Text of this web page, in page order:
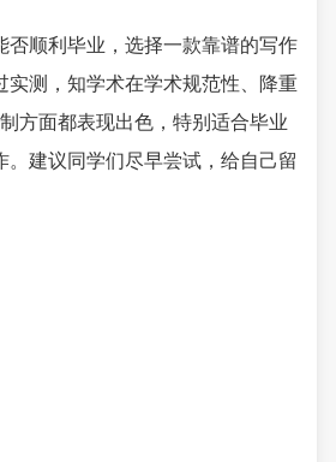
否顺利毕业，选择一款靠谱的写作
实测，知学术在学术规范性、降重
方面都表现出色，特别适合毕业
。建议同学们尽早尝试，给自己留